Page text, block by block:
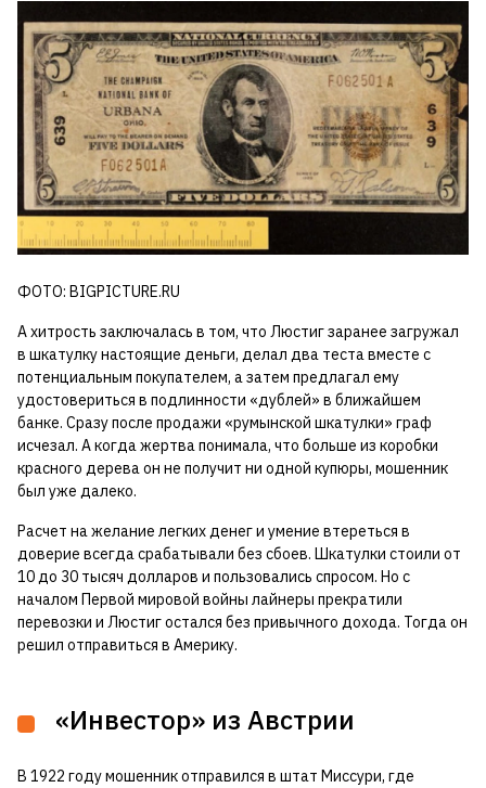
ФОТО: BIGPICTURE.RU
А хитрость заключалась в том, что Люстиг заранее загружал
в шкатулку настоящие деньги, делал два теста вместе с
потенциальным покупателем, а затем предлагал ему
удостовериться в подлинности «дублей» в ближайшем
банке. Сразу после продажи «румынской шкатулки» граф
исчезал. А когда жертва понимала, что больше из коробки
красного дерева он не получит ни одной купюры, мошенник
был уже далеко.
Расчет на желание легких денег и умение втереться в
доверие всегда срабатывали без сбоев. Шкатулки стоили от
10 до 30 тысяч долларов и пользовались спросом. Но с
началом Первой мировой войны лайнеры прекратили
перевозки и Люстиг остался без привычного дохода. Тогда он
решил отправиться в Америку.
«Инвестор» из Австрии
В 1922 году мошенник отправился в штат Миссури, где